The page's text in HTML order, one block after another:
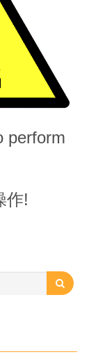
perform
作!